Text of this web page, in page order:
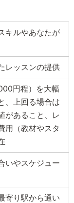
キルやあなたが
レッスンの提供
円程）を大幅
、上回る場合は
があること、レ
用（教材やスタ
いやスケジュー
寄り駅から通い